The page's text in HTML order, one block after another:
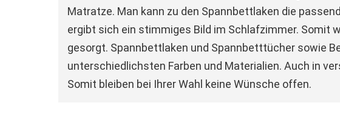
Matratze. Man kann zu den Spannbettlaken die
ergibt sich ein stimmiges Bild im Schlafzimmer. Somit
gesorgt. Spannbettlaken und Spannbetttücher sowie
unterschiedlichsten Farben und Materialien. Auch in
Somit bleiben bei Ihrer Wahl keine Wünsche offen.